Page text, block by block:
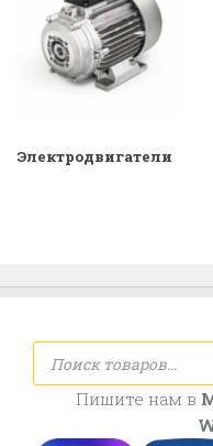
Электродвигатели
Поиск
товаров
Пишите нам в